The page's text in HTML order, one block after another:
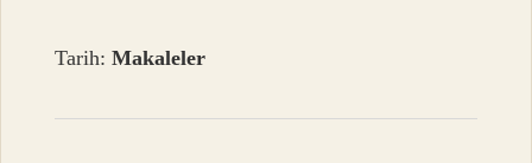
Tarih:Makaleler